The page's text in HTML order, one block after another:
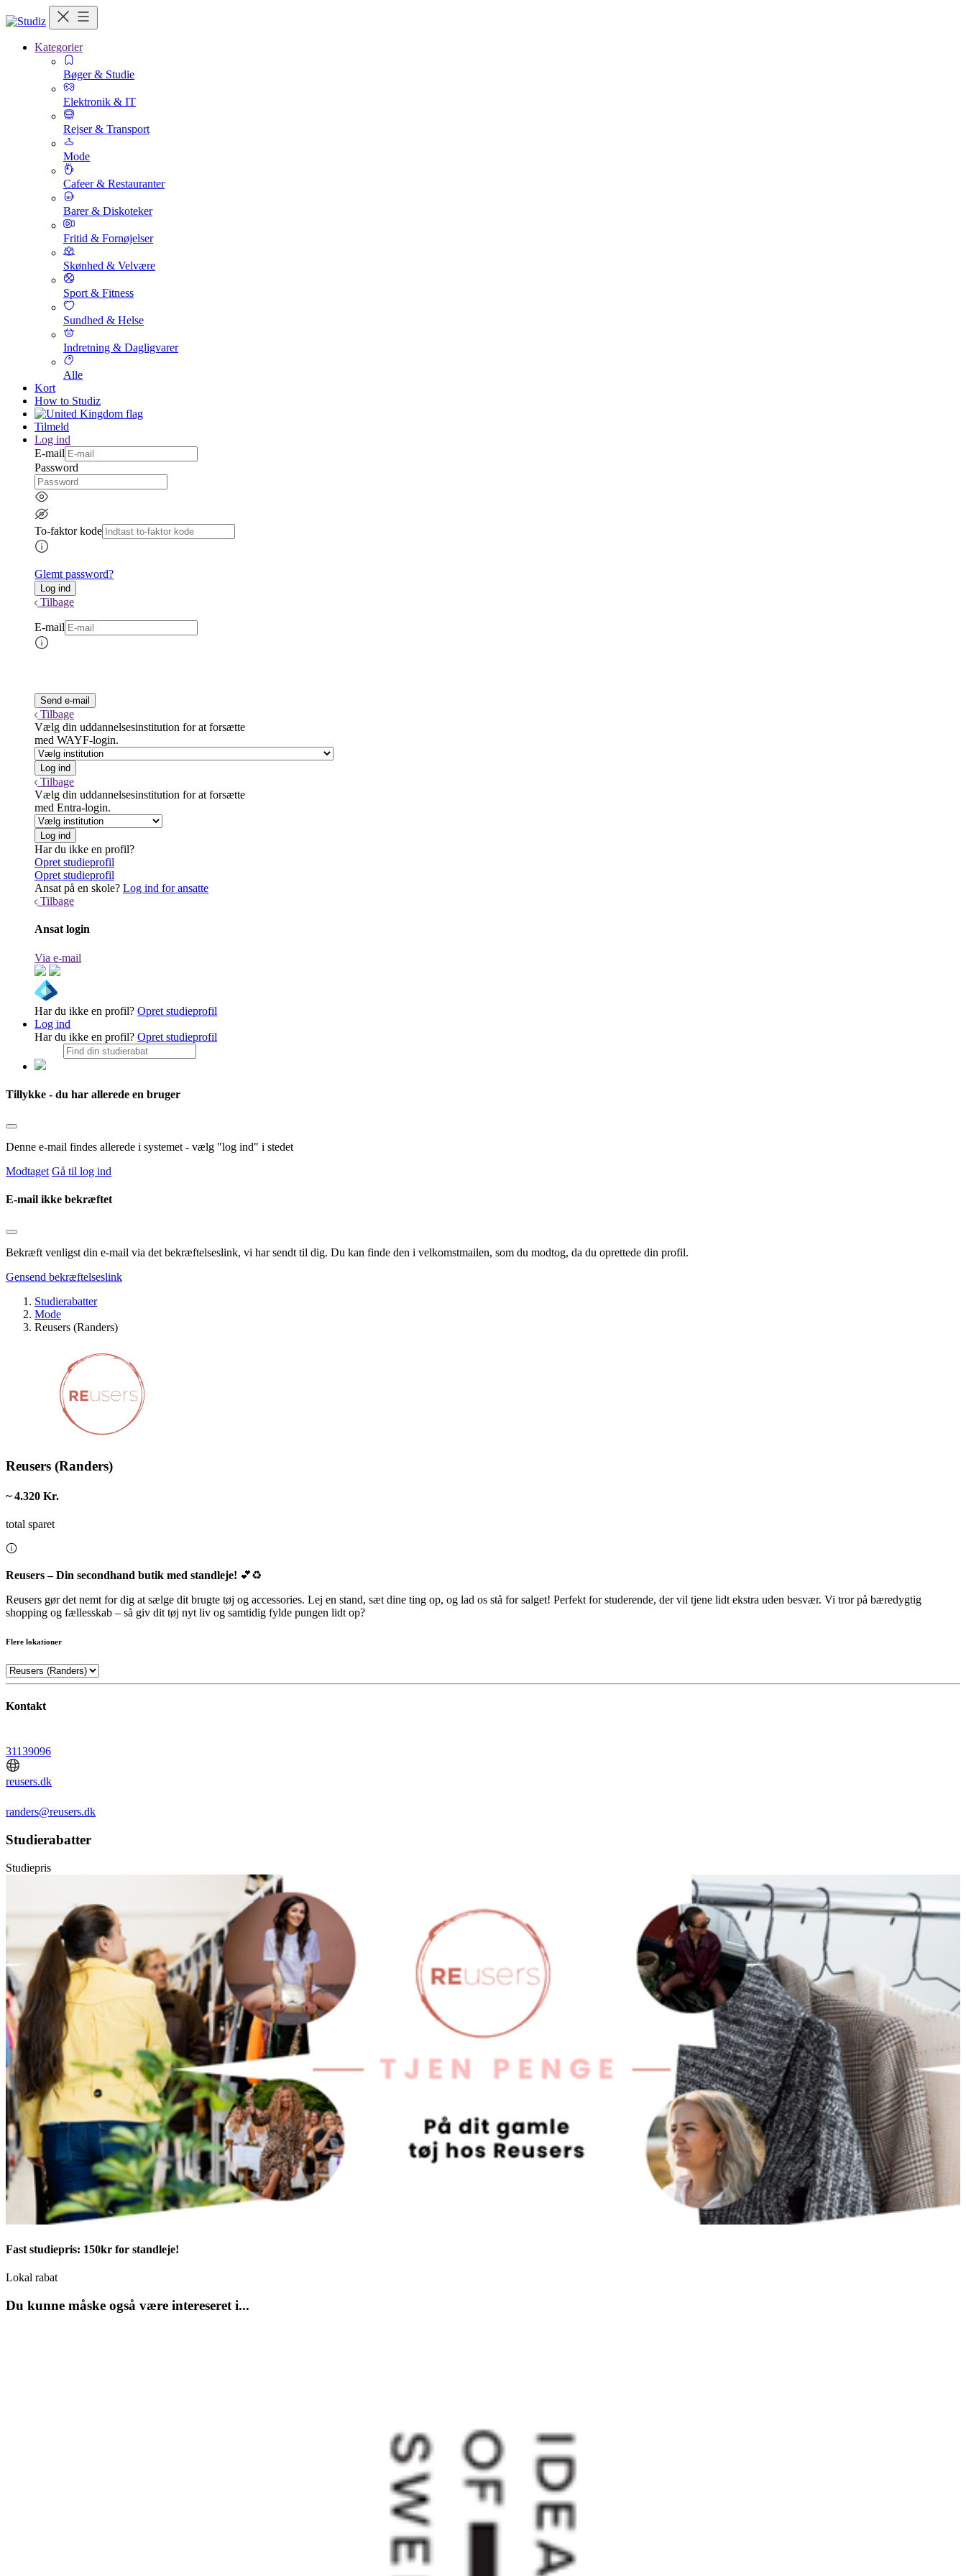
Kategorier
Bøger & Studie
Elektronik & IT
Rejser & Transport
Mode
Cafeer & Restauranter
Barer & Diskoteker
Fritid & Fornøjelser
Skønhed & Velvære
Sport & Fitness
Sundhed & Helse
Indretning & Dagligvarer
Alle
Kort
How to Studiz
Tilmeld
Log ind
E-mail
Password
To-faktor kode
Glemt password?
Tilbage
E-mail
Tilbage
Vælg din uddannelsesinstitution for at forsætte
med WAYF-login.
Tilbage
Vælg din uddannelsesinstitution for at forsætte
med Entra-login.
Har du ikke en profil?
Opret studieprofil
Opret studieprofil
Ansat på en skole? Log ind for ansatte
Tilbage
Ansat login
Via e-mail
Har du ikke en profil? Opret studieprofil
Log ind
Har du ikke en profil? Opret studieprofil
Tillykke - du har allerede en bruger
Denne e-mail findes allerede i systemet - vælg "log ind" i stedet
Modtaget Gå til log ind
E-mail ikke bekræftet
Bekræft venligst din e-mail via det bekræftelseslink, vi har sendt til dig. Du kan finde den i velkomstmailen, som du modtog, da du oprettede din profil.
Gensend bekræftelseslink
Studierabatter
Mode
Reusers (Randers)
Reusers (Randers)
~ 4.320 Kr.
total sparet
Reusers – Din secondhand butik med standleje! 💕♻️
Reusers gør det nemt for dig at sælge dit brugte tøj og accessories. Lej en stand, sæt dine ting op, og lad os stå for salget! Perfekt for studerende, der vil tjene lidt ekstra uden besvær. Vi tror på bæredygtig
shopping og fællesskab – så giv dit tøj nyt liv og samtidig fylde pungen lidt op?
Flere lokationer
Kontakt
31139096
reusers.dk
randers@reusers.dk
Studierabatter
Studiepris
Fast studiepris: 150kr for standleje!
Lokal rabat
Du kunne måske også være intereseret i...